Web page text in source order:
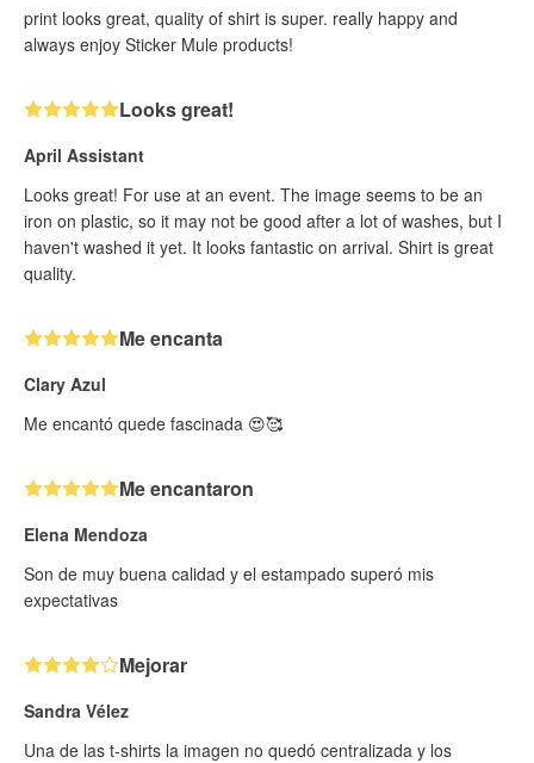
print looks great, quality of shirt is super. really happy and
always enjoy Sticker Mule products!
Looks great!
April Assistant
Looks great! For use at an event. The image seems to be an
iron on plastic, so it may not be good after a lot of washes, but I
haven't washed it yet. It looks fantastic on arrival. Shirt is great
quality.
Me encanta
Clary Azul
Me encantó quede fascinada 😍🥰
Me encantaron
Elena Mendoza
Son de muy buena calidad y el estampado superó mis
expectativas
Mejorar
Sandra Vélez
Una de las t-shirts la imagen no quedó centralizada y los